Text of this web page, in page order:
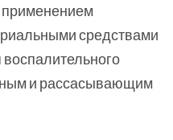
применением
средствами
воспалительного
и рассасывающим